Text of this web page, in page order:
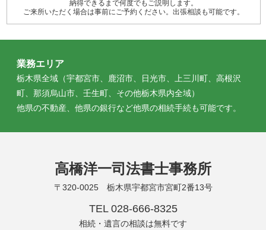
納得できるまで何度でもご説明します。
ご来所いただく場合は事前にご予約ください。出張相談も可能です。
業務エリア
栃木県全域（宇都宮市、鹿沼市、日光市、上三川町、高根沢
町、那須烏山市、壬生町、その他栃木県内全域）
他県の不動産、他県の銀行など他県の相続手続も可能です。
高橋洋一司法書士事務所
〒320-0025 栃木県宇都宮市宮町2番13号
TEL 028-666-8325
相続・遺言の相談は無料です